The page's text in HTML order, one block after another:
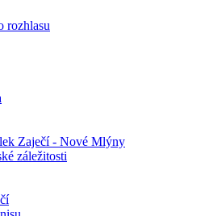
rozhlasu
Zaječí - Nové Mlýny
záležitosti